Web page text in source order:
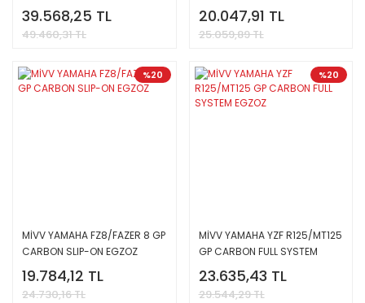
EGZOZ
39.568,25 TL
49.460,31 TL
20.047,91 TL
25.059,89 TL
%20
MİVV YAMAHA FZ8/FAZER 8 GP
CARBON SLIP-ON EGZOZ
19.784,12 TL
24.730,16 TL
%20
MİVV YAMAHA YZF R125/MT125
GP CARBON FULL SYSTEM
EGZOZ
23.635,43 TL
29.544,29 TL